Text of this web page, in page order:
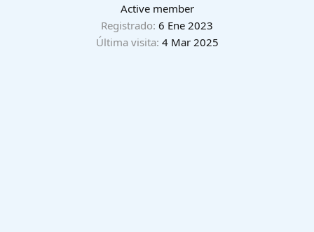
Active member
Registrado 6 Ene 2023
Última visita 4 Mar 2025